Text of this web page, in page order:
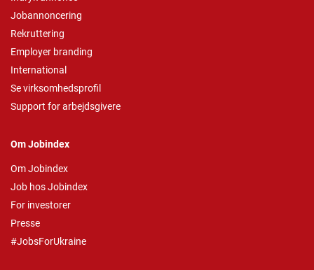
Jobannoncering
Rekruttering
Employer branding
International
Se virksomhedsprofil
Support for arbejdsgivere
Om Jobindex
Om Jobindex
Job hos Jobindex
For investorer
Presse
#JobsForUkraine